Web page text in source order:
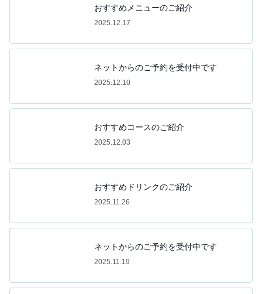
おすすめメニューのご紹介
2025.12.17
ネットからのご予約を受付中です
2025.12.10
おすすめコースのご紹介
2025.12.03
おすすめドリンクのご紹介
2025.11.26
ネットからのご予約を受付中です
2025.11.19